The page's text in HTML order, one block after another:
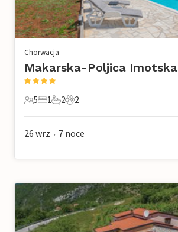
Chorwacja
Makarska-Poljica Imotska
5 Goście
5
1 Sypialnia
1
2 Łazienki
2
2 Zwierzęta domowe
2
26 wrz • 7 noce